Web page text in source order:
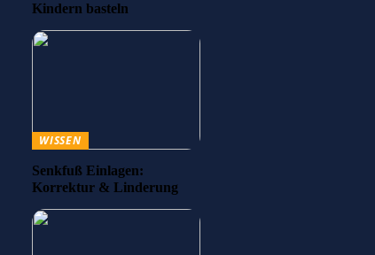
Kindern basteln
WISSEN
Senkfuß Einlagen:
Korrektur & Linderung